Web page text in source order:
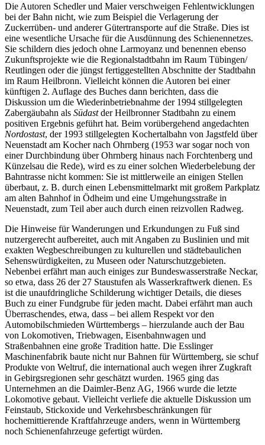
Die Autoren Schedler und Maier verschweigen Fehlentwicklungen
bei der Bahn nicht, wie zum Beispiel die Verlagerung der
Zuckerrüben- und anderer Gütertransporte auf die Straße. Dies ist
eine wesentliche Ursache für die Ausdünnung des Schienennetzes.
Sie schildern dies jedoch ohne Larmoyanz und benennen ebenso
Zukunftsprojekte wie die Regionalstadtbahn im Raum Tübingen/
Reutlingen oder die jüngst fertiggestellten Abschnitte der Stadtbahn
im Raum Heilbronn. Vielleicht können die Autoren bei einer
künftigen 2. Auflage des Buches dann berichten, dass die
Diskussion um die Wiederinbetriebnahme der 1994 stillgelegten
Zabergäubahn als Südastder Heilbronner Stadtbahn zu einem
positiven Ergebnis geführt hat. Beim vorübergehend angedachten
Nordostast, der 1993 stillgelegten Kochertalbahn von Jagstfeld über
Neuenstadt am Kocher nach Ohrnberg (1953 war sogar noch von
einer Durchbindung über Ohrnberg hinaus nach Forchtenberg und
Künzelsau die Rede), wird es zu einer solchen Wiederbelebung der
Bahntrasse nicht kommen: Sie ist mittlerweile an einigen Stellen
überbaut, z. B. durch einen Lebensmittelmarkt mit großem Parkplatz
am alten Bahnhof in Ödheim und eine Umgehungsstraße in
Neuenstadt, zum Teil aber auch durch einen reizvollen Radweg.
Die Hinweise für Wanderungen und Erkundungen zu Fuß sind
nutzergerecht aufbereitet, auch mit Angaben zu Buslinien und mit
exakten Wegbeschreibungen zu kulturellen und städtebaulichen
Sehenswürdigkeiten, zu Museen oder Naturschutzgebieten.
Nebenbei erfährt man auch einiges zur Bundeswasserstraße Neckar,
so etwa, dass 26 der 27 Staustufen als Wasserkraftwerk dienen. Es
ist die unaufdringliche Schilderung wichtiger Details, die dieses
Buch zu einer Fundgrube für jeden macht. Dabei erfährt man auch
Überraschendes, etwa, dass – bei allem Respekt vor den
Automobilschmieden Württembergs – hierzulande auch der Bau
von Lokomotiven, Triebwagen, Eisenbahnwagen und
Straßenbahnen eine große Tradition hatte. Die Esslinger
Maschinenfabrik baute nicht nur Bahnen für Württemberg, sie schuf
Produkte von Weltruf, die international auch wegen ihrer Zugkraft
in Gebirgsregionen sehr geschätzt wurden. 1965 ging das
Unternehmen an die Daimler-Benz AG, 1966 wurde die letzte
Lokomotive gebaut. Vielleicht verliefe die aktuelle Diskussion um
Feinstaub, Stickoxide und Verkehrsbeschränkungen für
hochemittierende Kraftfahrzeuge anders, wenn in Württemberg
noch Schienenfahrzeuge gefertigt würden.